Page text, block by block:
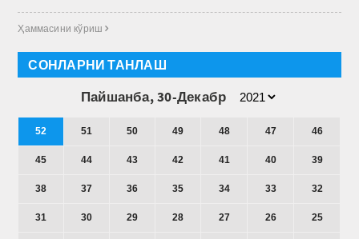
Ҳаммасини кўриш 
СОНЛАРНИ ТАНЛАШ
Пайшанба, 30-Декабр
52 51 50 49 48 47 46
45 44 43 42 41 40 39
38 37 36 35 34 33 32
31 30 29 28 27 26 25